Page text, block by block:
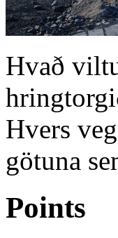
Hvað
Hvers
götuna
Points